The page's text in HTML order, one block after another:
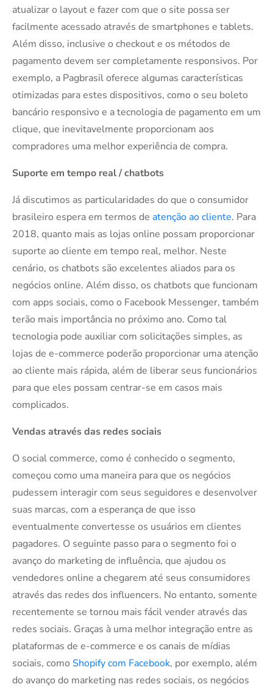
atualizar o layout e fazer com que o site possa ser
facilmente acessado através de smartphones e tablets.
Além disso, inclusive o checkout e os métodos de
pagamento devem ser completamente responsivos. Por
exemplo, a Pagbrasil oferece algumas características
otimizadas para estes dispositivos, como o seu boleto
bancário responsivo e a tecnologia de pagamento em um
clique, que inevitavelmente proporcionam aos
compradores uma melhor experiência de compra.
Suporte em tempo real / chatbots
Já discutimos as particularidades do que o consumidor
brasileiro espera em termos de atenção ao cliente. Para
2018, quanto mais as lojas online possam proporcionar
suporte ao cliente em tempo real, melhor. Neste
cenário, os chatbots são excelentes aliados para os
negócios online. Além disso, os chatbots que funcionam
com apps sociais, como o Facebook Messenger, também
terão mais importância no próximo ano. Como tal
tecnologia pode auxiliar com solicitações simples, as
lojas de e-commerce poderão proporcionar uma atenção
ao cliente mais rápida, além de liberar seus funcionários
para que eles possam centrar-se em casos mais
complicados.
Vendas através das redes sociais
O social commerce, como é conhecido o segmento,
começou como uma maneira para que os negócios
pudessem interagir com seus seguidores e desenvolver
suas marcas, com a esperança de que isso
eventualmente convertesse os usuários em clientes
pagadores. O seguinte passo para o segmento foi o
avanço do marketing de influência, que ajudou os
vendedores online a chegarem até seus consumidores
através das redes dos influencers. No entanto, somente
recentemente se tornou mais fácil vender através das
redes sociais. Graças à uma melhor integração entre as
plataformas de e-commerce e os canais de mídias
sociais, como Shopify com Facebook, por exemplo, além
do avanço do marketing nas redes sociais, os negócios